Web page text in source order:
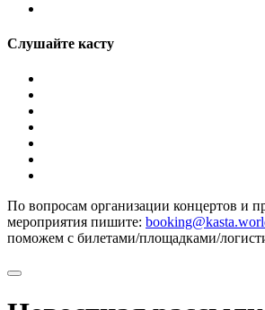
Слушайте касту
По вопросам организации концертов и
мероприятия пишите:
поможем с билетами/площадками/